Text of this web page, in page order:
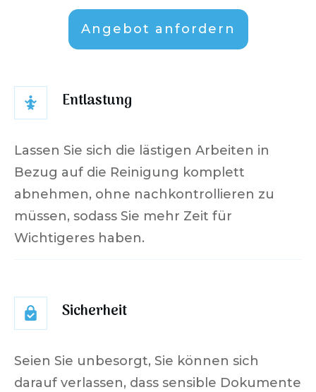
Angebot anfordern
Entlastung
Lassen Sie sich die lästigen Arbeiten in
Bezug auf die Reinigung komplett
abnehmen, ohne nachkontrollieren zu
müssen, sodass Sie mehr Zeit für
Wichtigeres haben.
Sicherheit
Seien Sie unbesorgt, Sie können sich
darauf verlassen, dass sensible Dokumente